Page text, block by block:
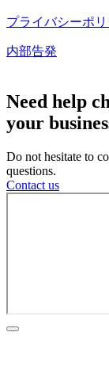
プライバシーポ
内部告発
Need help
your
Do not hesitate to
questions.
Contact us